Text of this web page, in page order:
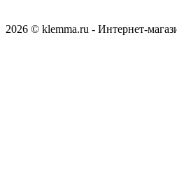
2026 © klemma.ru - Интернет-